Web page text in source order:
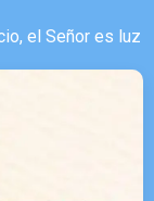
el Señor es luz